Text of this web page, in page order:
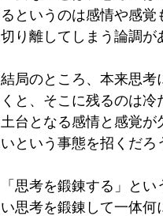
るというのは感情や感
切り離してしまう論調が
結局のところ、本来思考
くと、そこに残るのは
土台となる感情と感覚
いという事態を招くだろ
「思考を鍛錬する」と
い思考を鍛錬して一体